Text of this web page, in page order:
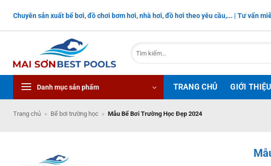
nội
Chuyên sản xuất bể bơi, đồ chơi bơm hơi, nhà hơi, đồ hơi theo yêu cầu,... | Tư vấn
Tìm
kiếm:
Danh mục sản phẩm TRANG CHỦ GIỚI THIỆU
Trang chủ » Bể bơi trường học » Mẫu Bể Bơi Trường Học Đẹp 2024